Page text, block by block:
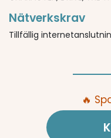
Nätverkskrav
Tillfällig
🔥